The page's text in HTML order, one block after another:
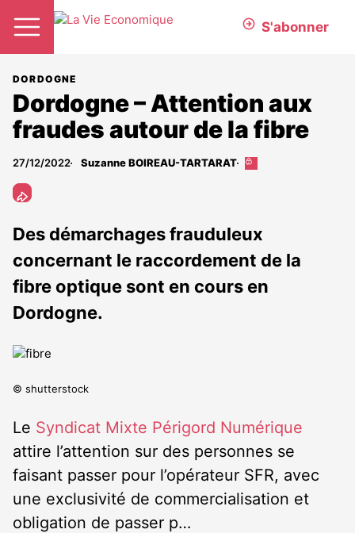
S'abonner
DORDOGNE
Dordogne – Attention aux
fraudes autour de la fibre
27/12/2022 Suzanne BOIREAU-TARTARAT
Cet
abonnés
Des démarchages frauduleux
concernant le raccordement de la
fibre optique sont en cours en
Dordogne.
© shutterstock
Le Syndicat Mixte Périgord Numérique
attire l’attention sur des personnes se
faisant passer pour l’opérateur SFR, avec
une exclusivité de commercialisation et
obligation de passer p…